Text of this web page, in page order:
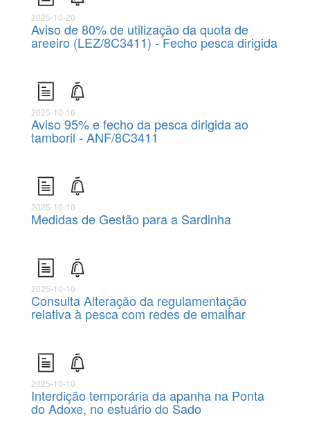
2025-10-20
Aviso de 80% de utilização da quota de
areeiro (LEZ/8C3411) - Fecho pesca dirigida
2025-10-16
Aviso 95% e fecho da pesca dirigida ao
tamboril - ANF/8C3411
2025-10-10
Medidas de Gestão para a Sardinha
2025-10-10
Consulta Alteração da regulamentação
relativa à pesca com redes de emalhar
2025-10-10
Interdição temporária da apanha na Ponta
do Adoxe, no estuário do Sado